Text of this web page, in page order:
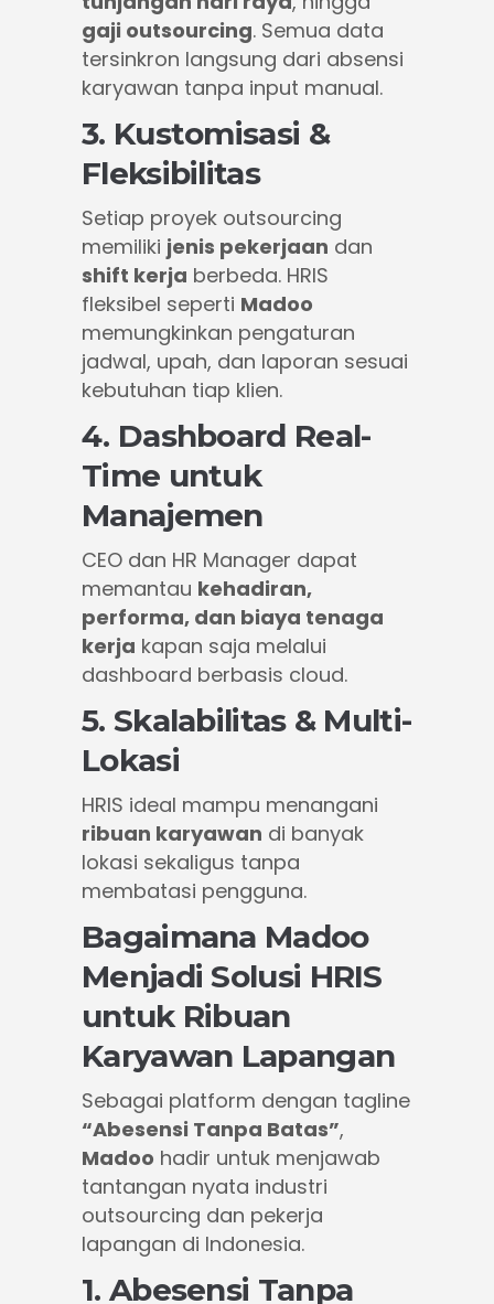
gaji outsourcing. Semua data
tersinkron langsung dari absensi
karyawan tanpa input manual.
3. Kustomisasi &
Fleksibilitas
Setiap proyek outsourcing
memiliki jenis pekerjaan dan
shift kerja berbeda. HRIS
fleksibel seperti Madoo
memungkinkan pengaturan
jadwal, upah, dan laporan sesuai
kebutuhan tiap klien.
4. Dashboard Real-
Time untuk
Manajemen
CEO dan HR Manager dapat
memantau kehadiran,
performa, dan biaya tenaga
kerja kapan saja melalui
dashboard berbasis cloud.
5. Skalabilitas & Multi-
Lokasi
HRIS ideal mampu menangani
ribuan karyawan di banyak
lokasi sekaligus tanpa
membatasi pengguna.
Bagaimana Madoo
Menjadi Solusi HRIS
untuk Ribuan
Karyawan Lapangan
Sebagai platform dengan tagline
“Abesensi Tanpa Batas”,
Madoo hadir untuk menjawab
tantangan nyata industri
outsourcing dan pekerja
lapangan di Indonesia.
1. Abesensi Tanpa